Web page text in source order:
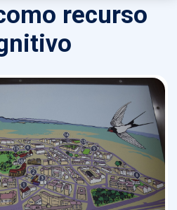
recurso